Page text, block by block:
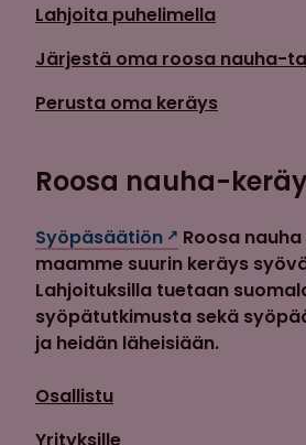
Lahjoita puhelimella
Järjestä oma roosa nauha-
Perusta oma keräys
Roosa nauha-
Syöpäsäätiön
Roosa
maamme suurin keräys
Lahjoituksilla tuetaan
syöpätutkimusta sekä
ja heidän läheisiään.
Osallistu
Yrityksille